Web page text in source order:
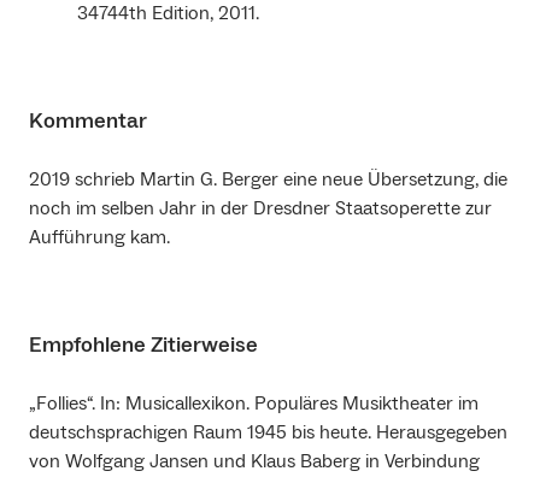
34744th Edition, 2011.
Kommentar
2019 schrieb Martin G. Berger eine neue Übersetzung, die
noch im selben Jahr in der Dresdner Staatsoperette zur
Aufführung kam.
Empfohlene Zitierweise
„Follies“. In: Musicallexikon. Populäres Musiktheater im
deutschsprachigen Raum 1945 bis heute. Herausgegeben
von Wolfgang Jansen und Klaus Baberg in Verbindung